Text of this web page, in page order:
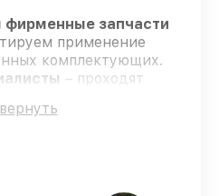
фирменные запчасти
применение
комплектующих.
– проходят
устройства после